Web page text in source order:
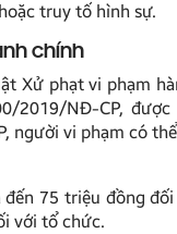
truy tố hình sự.
chính
Xử phạt vi phạm
2019/NĐ-CP,
người vi phạm có
đến 75 triệu đồng
với tổ chức.